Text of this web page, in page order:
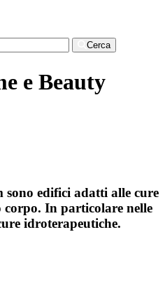
Cerca
e Beauty
sono edifici adatti alle cure
corpo. In particolare nelle
idroterapeutiche.